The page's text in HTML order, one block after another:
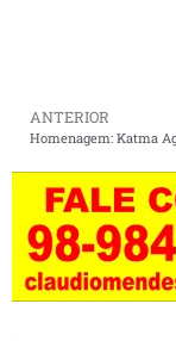
ANTERIOR